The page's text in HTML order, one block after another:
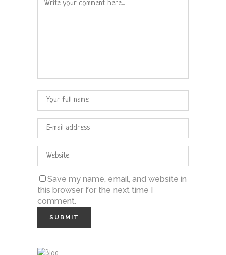
Save my name, email, and website in
this browser for the next time I
comment.